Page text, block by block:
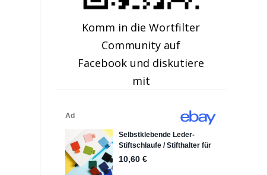
Komm in die Wortfilter
Community auf
Facebook und diskutiere
mit